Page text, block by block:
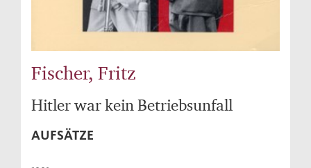
Fischer, Fritz
Hitler war kein Betriebsunfall
AUFSÄTZE